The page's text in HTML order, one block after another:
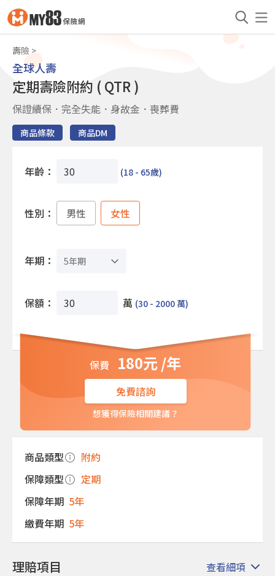
壽險
全球人壽
定期壽險附約 ( QTR )
保證續保．完全失能．身故金．喪葬費
商品條款 商品DM
年齡： (18 - 65歲)
性別： 男性 女性
年期：
保額： 萬 (30 - 2000 萬)
180元 /年
免費諮詢
想獲得保險相關建議？
商品類型
附約
保障類型
定期
保障年期 5年
繳費年期 5年
理賠項目 查看細項